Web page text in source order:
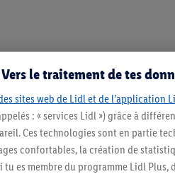
le traitement de tes
sites web de Lidl et de l’application
: « services Lidl ») grâce à
Ces technologies sont en partie
confortables, la création de
tu es membre du programme Lidl